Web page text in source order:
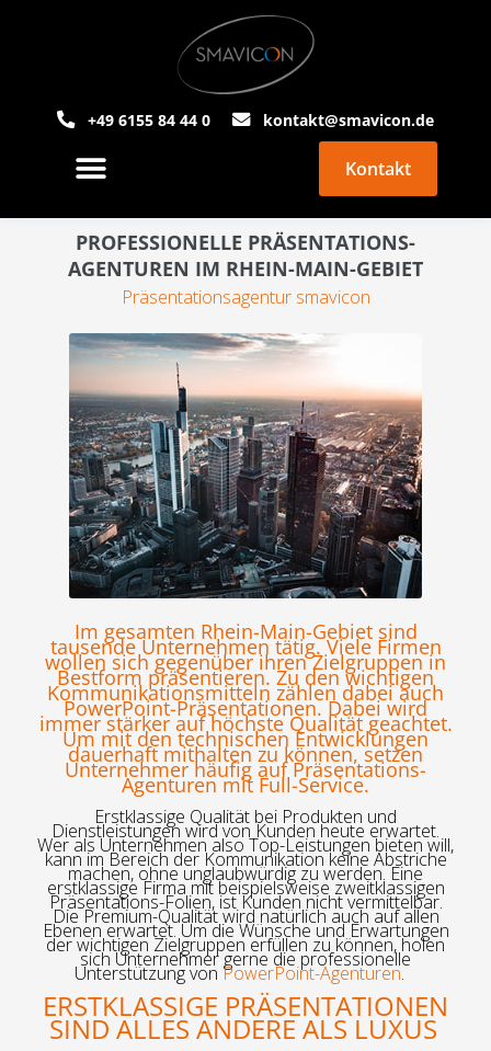
+49 6155 84 44 0 kontakt@smavicon.de
Kontakt
PROFESSIONELLE PRÄSENTATIONS-
AGENTUREN IM RHEIN-MAIN-GEBIET
Präsentationsagentur smavicon
Im gesamten Rhein-Main-Gebiet sind
tausende Unternehmen tätig. Viele Firmen
wollen sich gegenüber ihren Zielgruppen in
Bestform präsentieren. Zu den wichtigen
Kommunikationsmitteln zählen dabei auch
PowerPoint-Präsentationen. Dabei wird
immer stärker auf höchste Qualität geachtet.
Um mit den technischen Entwicklungen
dauerhaft mithalten zu können, setzen
Unternehmer häufig auf Präsentations-
Agenturen mit Full-Service.
Erstklassige Qualität bei Produkten und
Dienstleistungen wird von Kunden heute erwartet.
Wer als Unternehmen also Top-Leistungen bieten will,
kann im Bereich der Kommunikation keine Abstriche
machen, ohne unglaubwürdig zu werden. Eine
erstklassige Firma mit beispielsweise zweitklassigen
Präsentations-Folien, ist Kunden nicht vermittelbar.
Die Premium-Qualität wird natürlich auch auf allen
Ebenen erwartet. Um die Wünsche und Erwartungen
der wichtigen Zielgruppen erfüllen zu können, holen
sich Unternehmer gerne die professionelle
Unterstützung von PowerPoint-Agenturen.
ERSTKLASSIGE PRÄSENTATIONEN
SIND ALLES ANDERE ALS LUXUS